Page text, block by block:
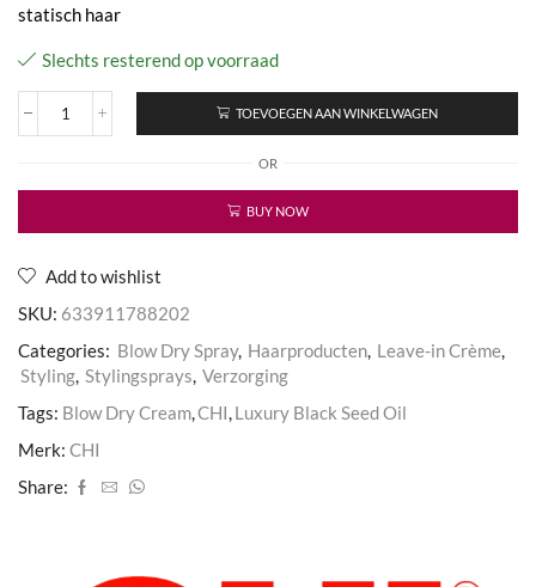
statisch haar
Slechts resterend op voorraad
Luxury
Oil
Blow
Cream
TOEVOEGEN AAN WINKELWAGEN
OR
BUY NOW
Add to wishlist
SKU: 633911788202
Categories: Blow Dry Spray, Haarproducten, Leave-in Crème,
Styling, Stylingsprays, Verzorging
Tags: Blow Dry Cream,CHI,Luxury Black Seed Oil
Merk: CHI
Share: